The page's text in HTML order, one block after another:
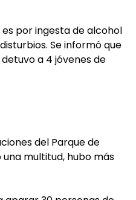
por ingesta de alcohol
Se informó que
a 4 jóvenes de
del Parque de
multitud, hubo más